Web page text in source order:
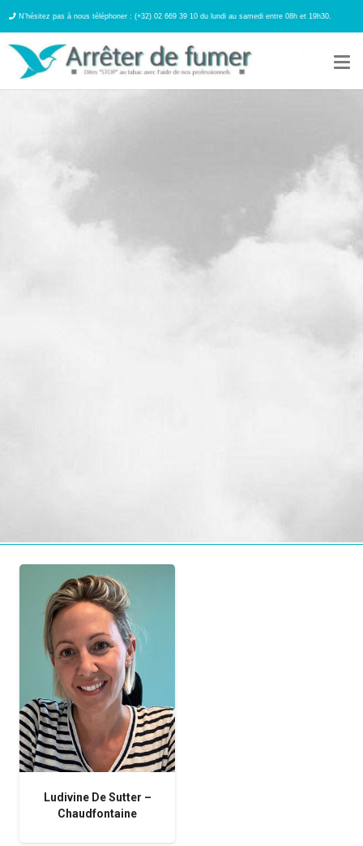
N’hésitez pas à nous téléphoner : (+32) 02 669 39 10 du lundi au samedi entre 08h et 19h30.
Ludivine De Sutter –
Chaudfontaine